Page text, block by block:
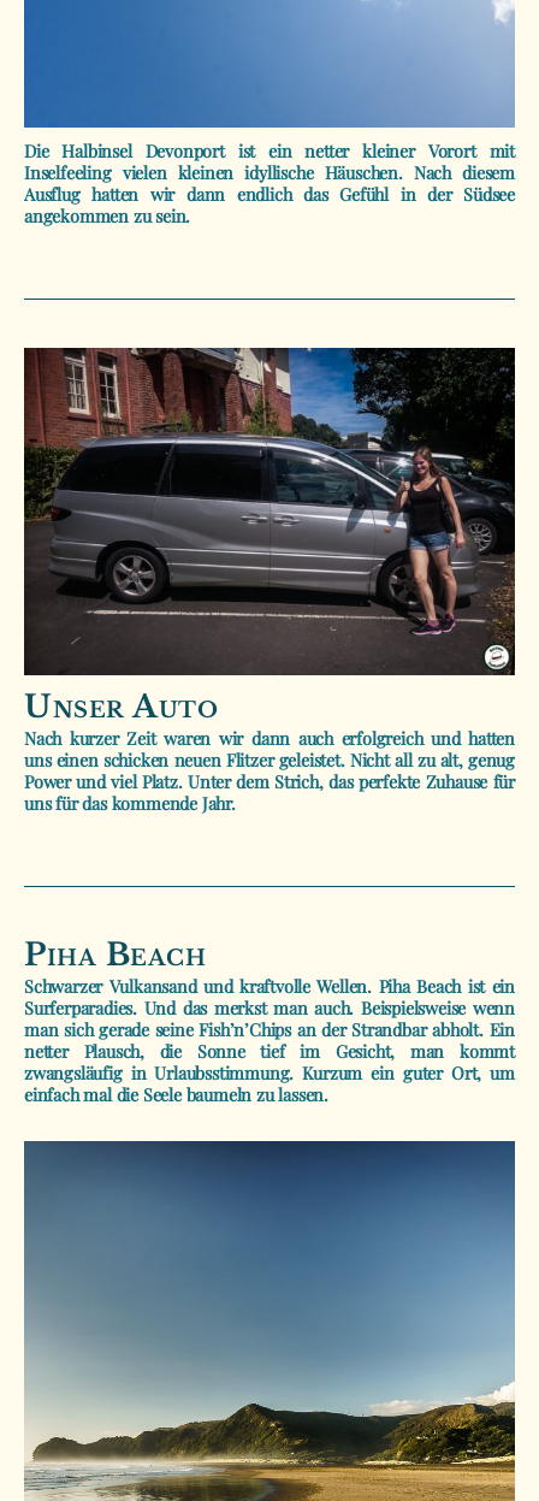
Die Halbinsel Devonport ist ein netter kleiner Vorort mit
Inselfeeling vielen kleinen idyllische Häuschen. Nach diesem
Ausflug hatten wir dann endlich das Gefühl in der Südsee
angekommen zu sein.
Unser Auto
Nach kurzer Zeit waren wir dann auch erfolgreich und hatten
uns einen schicken neuen Flitzer geleistet. Nicht all zu alt, genug
Power und viel Platz. Unter dem Strich, das perfekte Zuhause für
uns für das kommende Jahr.
Piha Beach
Schwarzer Vulkansand und kraftvolle Wellen. Piha Beach ist ein
Surferparadies. Und das merkst man auch. Beispielsweise wenn
man sich gerade seine Fish’n’Chips an der Strandbar abholt. Ein
netter Plausch, die Sonne tief im Gesicht, man kommt
zwangsläufig in Urlaubsstimmung. Kurzum ein guter Ort, um
einfach mal die Seele baumeln zu lassen.